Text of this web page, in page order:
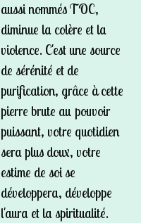
aussi nommés TOC,
diminue la colère et la
violence. C'est une source
de sérénité et de
purification, grâce à cette
pierre brute au pouvoir
puissant, votre quotidien
sera plus doux, votre
estime de soi se
développera, développe
l'aura et la spiritualité.